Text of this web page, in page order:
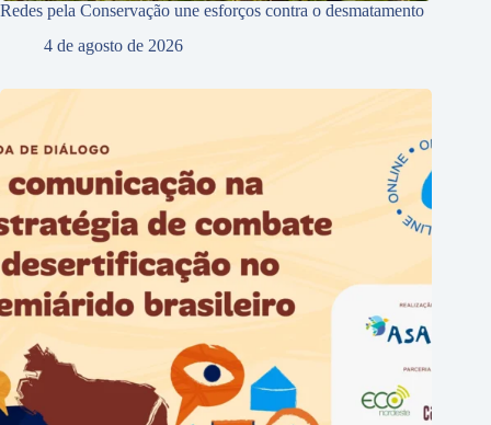
Redes pela Conservação une esforços contra o desmatamento
4 de agosto de 2026